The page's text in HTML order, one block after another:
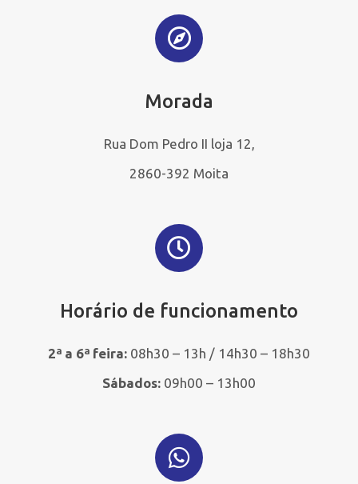
Morada
Rua Dom Pedro II loja 12,
2860-392 Moita
Horário de funcionamento
2ª a 6ª feira: 08h30 – 13h / 14h30 – 18h30
Sábados: 09h00 – 13h00